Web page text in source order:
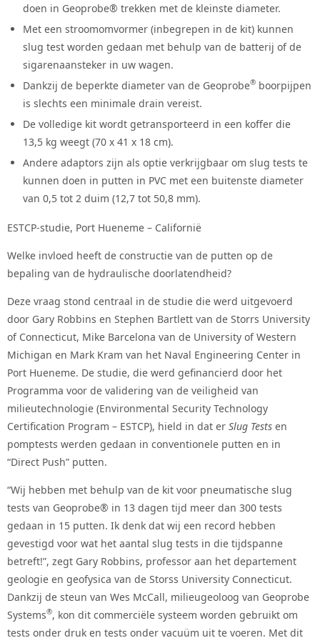
doen in Geoprobe® trekken met de kleinste diameter.
Met een stroomomvormer (inbegrepen in de kit) kunnen
slug test worden gedaan met behulp van de batterij of de
sigarenaansteker in uw wagen.
Dankzij de beperkte diameter van de Geoprobe® boorpijpen
is slechts een minimale drain vereist.
De volledige kit wordt getransporteerd in een koffer die
13,5 kg weegt (70 x 41 x 18 cm).
Andere adaptors zijn als optie verkrijgbaar om slug tests te
kunnen doen in putten in PVC met een buitenste diameter
van 0,5 tot 2 duim (12,7 tot 50,8 mm).
ESTCP-studie, Port Hueneme – Californië
Welke invloed heeft de constructie van de putten op de
bepaling van de hydraulische doorlatendheid?
Deze vraag stond centraal in de studie die werd uitgevoerd
door Gary Robbins en Stephen Bartlett van de Storrs University
of Connecticut, Mike Barcelona van de University of Western
Michigan en Mark Kram van het Naval Engineering Center in
Port Hueneme. De studie, die werd gefinancierd door het
Programma voor de validering van de veiligheid van
milieutechnologie (Environmental Security Technology
Certification Program – ESTCP), hield in dat er Slug Tests en
pomptests werden gedaan in conventionele putten en in
“Direct Push” putten.
“Wij hebben met behulp van de kit voor pneumatische slug
tests van Geoprobe® in 13 dagen tijd meer dan 300 tests
gedaan in 15 putten. Ik denk dat wij een record hebben
gevestigd voor wat het aantal slug tests in die tijdspanne
betreft!”, zegt Gary Robbins, professor aan het departement
geologie en geofysica van de Storss University Connecticut.
Dankzij de steun van Wes McCall, milieugeoloog van Geoprobe
Systems®, kon dit commerciële systeem worden gebruikt om
tests onder druk en tests onder vacuüm uit te voeren. Met dit